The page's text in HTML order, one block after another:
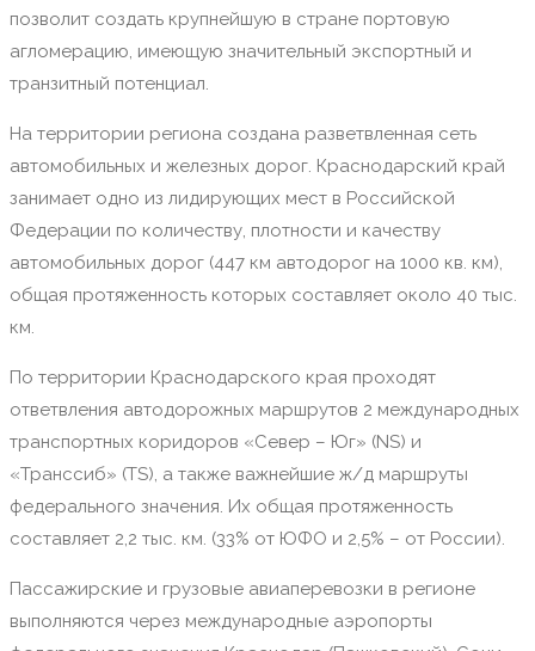
позволит создать крупнейшую в стране портовую
агломерацию, имеющую значительный экспортный и
транзитный потенциал.
На территории региона создана разветвленная сеть
автомобильных и железных дорог. Краснодарский край
занимает одно из лидирующих мест в Российской
Федерации по количеству, плотности и качеству
автомобильных дорог (447 км автодорог на 1000 кв. км),
общая протяженность которых составляет около 40 тыс.
км.
По территории Краснодарского края проходят
ответвления автодорожных маршрутов 2 международных
транспортных коридоров «Север – Юг» (NS) и
«Транссиб» (TS), а также важнейшие ж/д маршруты
федерального значения. Их общая протяженность
составляет 2,2 тыс. км. (33% от ЮФО и 2,5% – от России).
Пассажирские и грузовые авиаперевозки в регионе
выполняются через международные аэропорты